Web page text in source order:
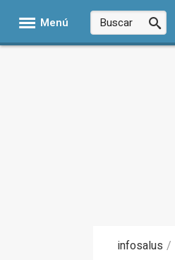
Menú
infosalus /